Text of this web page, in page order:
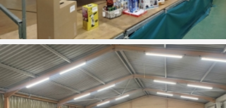
Évènements
Galerie
Adhésion
Contact